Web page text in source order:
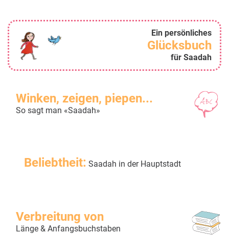
Ein persönliches
Glücksbuch
für Saadah
Winken, zeigen, piepen...
So sagt man «Saadah»
Beliebtheit: Saadah in der Hauptstadt
Verbreitung von
Länge & Anfangsbuchstaben